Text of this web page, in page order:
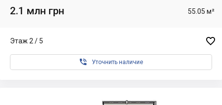
2.1 млн грн 55.05 м²
Этаж 2 / 5 
 Уточнить наличие